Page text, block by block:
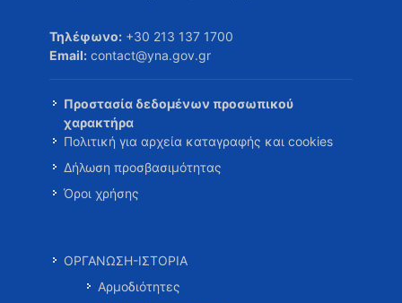
Τηλέφωνο: +30 213 137 1700
Email: contact@yna.gov.gr
Προστασία δεδομένων προσωπικού
χαρακτήρα
Πολιτική για αρχεία καταγραφής και cookies
Δήλωση προσβασιμότητας
Όροι χρήσης
ΟΡΓΑΝΩΣΗ-ΙΣΤΟΡΙΑ
Αρμοδιότητες